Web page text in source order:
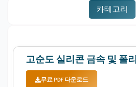
카테고리
고순도 실리콘 금속 및 폴
무료 PDF 다운로드